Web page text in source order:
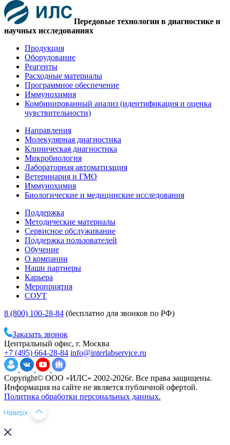
Передовые технологии в диагностике и
научных исследованиях
Продукция
Оборудование
Реагенты
Расходные материалы
Программное обеспечение
Иммунохимия
Комбинированный анализ (идентификация и оценка
чувствительности)
Направления
Молекулярная диагностика
Клиническая диагностика
Микробиология
Лабораторная автоматизация
Ветеринария и ГМО
Иммунохимия
Биологические и медицинские исследования
Поддержка
Методические материалы
Сервисное обслуживание
Поддержка пользователей
Обучение
О компании
Наши партнеры
Карьера
Мероприятия
СОУТ
8 (800) 100-28-84 (бесплатно для звонков по РФ)
Заказать звонок
Центральный офис, г. Москва
+7 (495) 664-28-84 info@interlabservice.ru
Copyright© ООО «ИЛС» 2002-2026г. Все права защищены.
Информация на сайте не является публичной офертой.
Политика обработки персональных данных.